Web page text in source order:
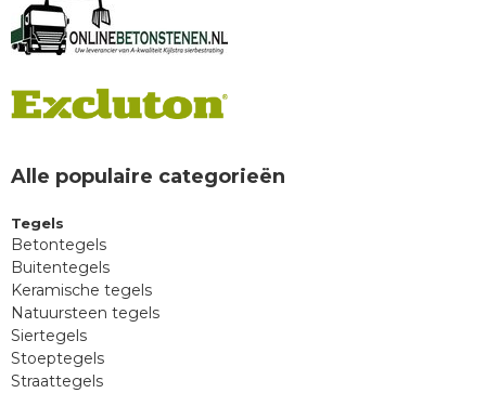
Alle populaire categorieën
Tegels
Betontegels
Buitentegels
Keramische tegels
Natuursteen tegels
Siertegels
Stoeptegels
Straattegels